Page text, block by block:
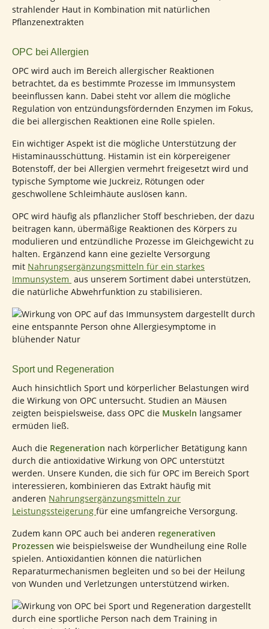
OPC bei Allergien
OPC wird auch im Bereich allergischer Reaktionen
betrachtet, da es bestimmte Prozesse im Immunsystem
beeinflussen kann. Dabei steht vor allem die mögliche
Regulation von entzündungsfördernden Enzymen im Fokus,
die bei allergischen Reaktionen eine Rolle spielen.
Ein wichtiger Aspekt ist die mögliche Unterstützung der
Histaminausschüttung. Histamin ist ein körpereigener
Botenstoff, der bei Allergien vermehrt freigesetzt wird und
typische Symptome wie Juckreiz, Rötungen oder
geschwollene Schleimhäute auslösen kann.
OPC wird häufig als pflanzlicher Stoff beschrieben, der dazu
beitragen kann, übermäßige Reaktionen des Körpers zu
modulieren und entzündliche Prozesse im Gleichgewicht zu
halten. Ergänzend kann eine gezielte Versorgung
mit Nahrungsergänzungsmitteln für ein starkes
Immunsystem aus unserem Sortiment dabei unterstützen,
die natürliche Abwehrfunktion zu stabilisieren.
Sport und Regeneration
Auch hinsichtlich Sport und körperlicher Belastungen wird
die Wirkung von OPC untersucht. Studien an Mäusen
zeigten beispielsweise, dass OPC die Muskeln langsamer
ermüden ließ.
Auch die Regeneration nach körperlicher Betätigung kann
durch die antioxidative Wirkung von OPC unterstützt
werden. Unsere Kunden, die sich für OPC im Bereich Sport
interessieren, kombinieren das Extrakt häufig mit
anderen Nahrungsergänzungsmitteln zur
Leistungssteigerung für eine umfangreiche Versorgung.
Zudem kann OPC auch bei anderen regenerativen
Prozessen wie beispielsweise der Wundheilung eine Rolle
spielen. Antioxidantien können die natürlichen
Reparaturmechanismen begleiten und so bei der Heilung
von Wunden und Verletzungen unterstützend wirken.